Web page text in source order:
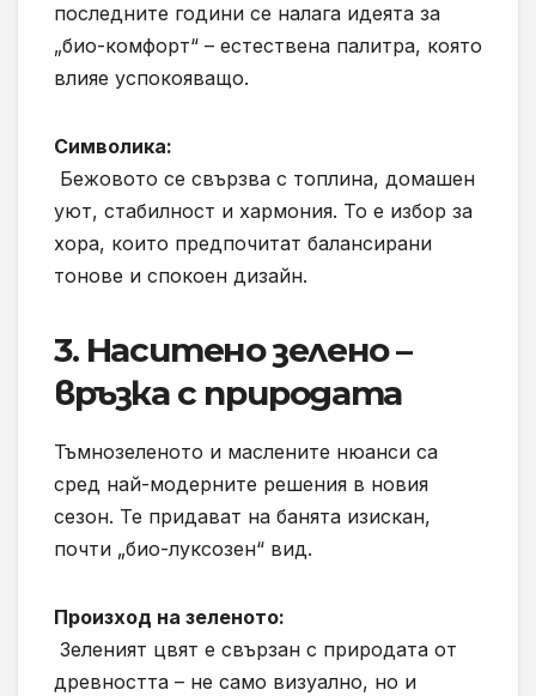
последните години се налага идеята за
„био-комфорт“ – естествена палитра, която
влияе успокояващо.
Символика:
Бежовото се свързва с топлина, домашен
уют, стабилност и хармония. То е избор за
хора, които предпочитат балансирани
тонове и спокоен дизайн.
3. Наситено зелено –
връзка с природата
Тъмнозеленото и маслените нюанси са
сред най-модерните решения в новия
сезон. Те придават на банята изискан,
почти „био-луксозен“ вид.
Произход на зеленото:
Зеленият цвят е свързан с природата от
древността – не само визуално, но и